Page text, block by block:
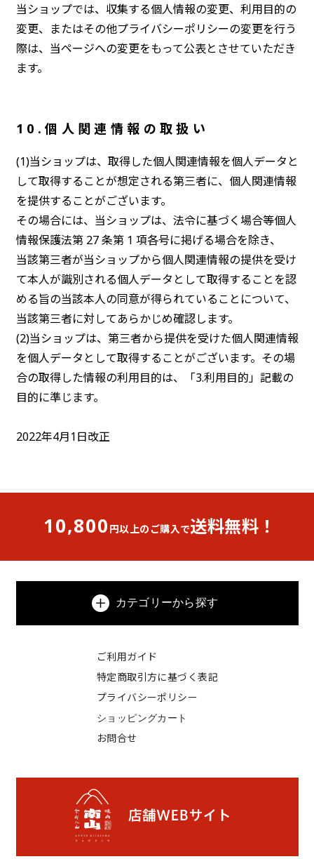
当ショップでは、収集する個人情報の変更、利用目的の
変更、またはその他プライバシーポリシーの変更を行う
際は、当ページへの変更をもって公表とさせていただき
ます。
10.個人関連情報の取扱い
(1)当ショップは、取得した個人関連情報を個人データと
して取得することが想定される第三者に、個人関連情報
を提供することがございます。
その場合には、当ショップは、法令に基づく場合等個人
情報保護法第 27 条第 1 項各号に掲げる場合を除き、
当該第三者が当ショップから個人関連情報の提供を受け
て本人が識別される個人データとして取得することを認
める旨の当該本人の同意が得られていることについて、
当該第三者に対してあらかじめ確認します。
(2)当ショップは、第三者から提供を受けた個人関連情報
を個人データとして取得することがございます。その場
合の取得した情報の利用目的は、「3.利用目的」記載の
目的に準じます。
2022年4月1日改正
10,800 円以上のご購入で送料無料！
カテゴリーから探す
ご利用ガイド
特定商取引方に基づく表記
プライバシーポリシー
ショッピングカート
お問合せ